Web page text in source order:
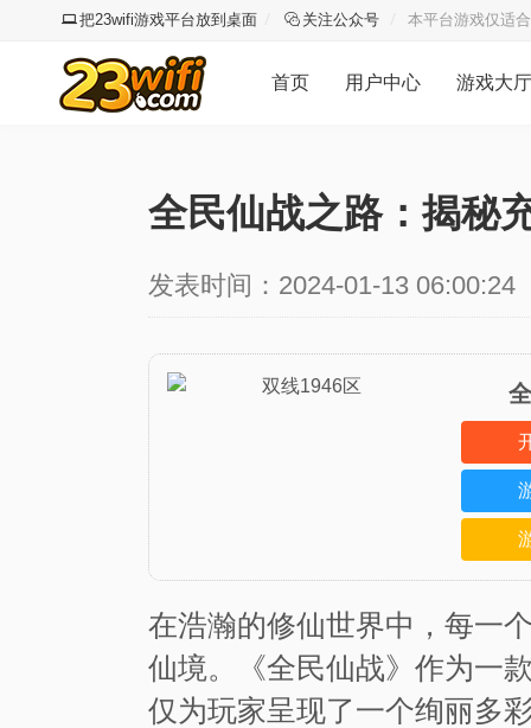
把23wifi游戏平台放到桌面 关注公众号 本平台游戏仅适
首页 用户中心 游戏大厅
全民仙战之路：揭秘
发表时间：2024-01-13 06:00:24
在浩瀚的修仙世界中，每一
仙境。《全民仙战》作为一
仅为玩家呈现了一个绚丽多